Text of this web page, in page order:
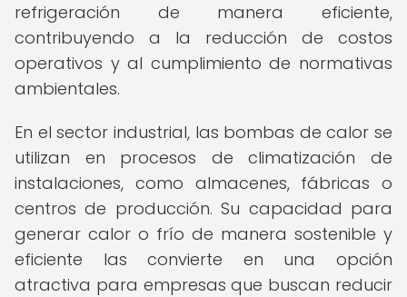
refrigeración de manera eficiente,
contribuyendo a la reducción de costos
operativos y al cumplimiento de normativas
ambientales.
En el sector industrial, las bombas de calor se
utilizan en procesos de climatización de
instalaciones, como almacenes, fábricas o
centros de producción. Su capacidad para
generar calor o frío de manera sostenible y
eficiente las convierte en una opción
atractiva para empresas que buscan reducir